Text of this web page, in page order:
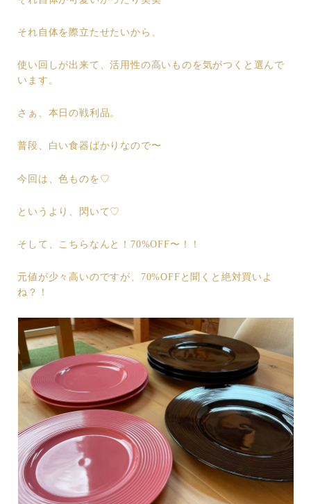
それ自体を際立たせたいから、
使い回しが出来て、活用性の高いものを気がつくと選んで
います。
さぁ、本日の戦利品。
普段、白い食器ばかりなので〜
今回は、色ものを♡
というより、閃いて♡
そして、こちらなんと！70%OFF〜！！
元値が少々高いのですが、70%OFFと聞くと絶対買いよ
ね？！